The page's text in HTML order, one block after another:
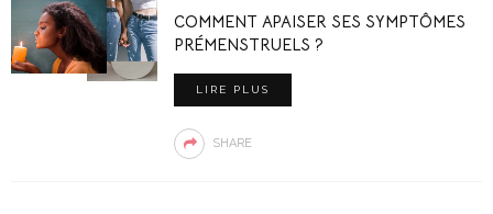
COMMENT APAISER SES SYMPTÔMES
PRÉMENSTRUELS ?
LIRE PLUS
SHARE